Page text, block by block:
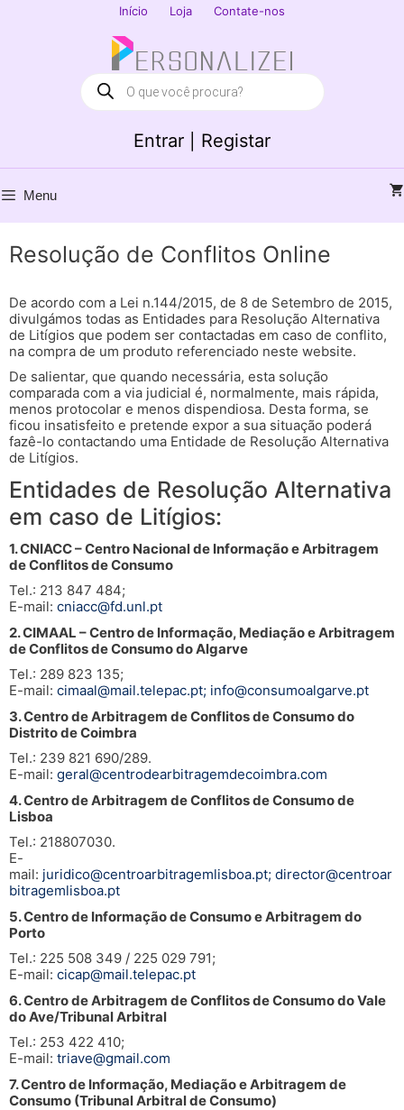
Início Loja Contate-nos
Entrar | Registar
Products
search
Menu
Resolução de Conflitos Online
De acordo com a Lei n.144/2015, de 8 de Setembro de 2015,
divulgámos todas as Entidades para Resolução Alternativa
de Litígios que podem ser contactadas em caso de conflito,
na compra de um produto referenciado neste website.
De salientar, que quando necessária, esta solução
comparada com a via judicial é, normalmente, mais rápida,
menos protocolar e menos dispendiosa. Desta forma, se
ficou insatisfeito e pretende expor a sua situação poderá
fazê-lo contactando uma Entidade de Resolução Alternativa
de Litígios.
Entidades de Resolução Alternativa
em caso de Litígios:
1. CNIACC – Centro Nacional de Informação e Arbitragem
de Conflitos de Consumo
Tel.: 213 847 484;
E-mail: cniacc@fd.unl.pt
2. CIMAAL – Centro de Informação, Mediação e Arbitragem
de Conflitos de Consumo do Algarve
Tel.: 289 823 135;
E-mail: cimaal@mail.telepac.pt; info@consumoalgarve.pt
3. Centro de Arbitragem de Conflitos de Consumo do
Distrito de Coimbra
Tel.: 239 821 690/289.
E-mail: geral@centrodearbitragemdecoimbra.com
4. Centro de Arbitragem de Conflitos de Consumo de
Lisboa
Tel.: 218807030.
E-
mail: juridico@centroarbitragemlisboa.pt; director@centroar
bitragemlisboa.pt
5. Centro de Informação de Consumo e Arbitragem do
Porto
Tel.: 225 508 349 / 225 029 791;
E-mail: cicap@mail.telepac.pt
6. Centro de Arbitragem de Conflitos de Consumo do Vale
do Ave/Tribunal Arbitral
Tel.: 253 422 410;
E-mail: triave@gmail.com
7. Centro de Informação, Mediação e Arbitragem de
Consumo (Tribunal Arbitral de Consumo)